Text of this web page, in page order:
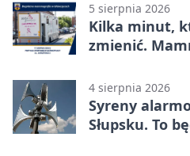
5 sierpnia 2026
Kilka minut,
zmienić.
4 sierpnia 2026
Syreny
Słupsku. To